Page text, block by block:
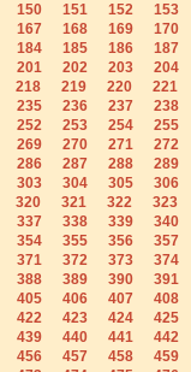
150 151 152 153
167 168 169 170
184 185 186 187
201 202 203 204
218 219 220 221
235 236 237 238
252 253 254 255
269 270 271 272
286 287 288 289
303 304 305 306
320 321 322 323
337 338 339 340
354 355 356 357
371 372 373 374
388 389 390 391
405 406 407 408
422 423 424 425
439 440 441 442
456 457 458 459